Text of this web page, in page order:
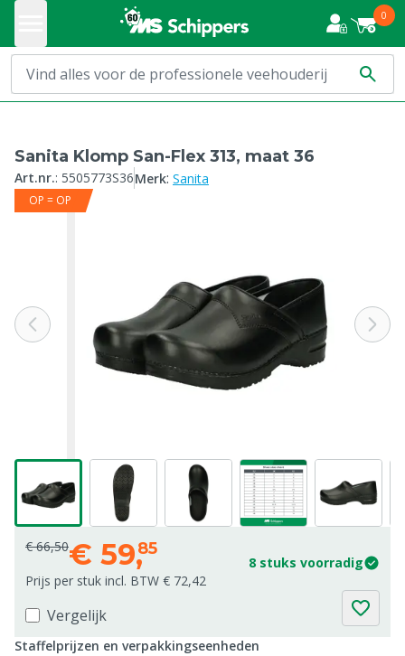
0
Sanita Klomp San-Flex 313, maat 36
Art.nr.: 5505773S36Merk: Sanita
OP = OP
€ 66,50€ 59,85
8 stuks voorradig
Prijs per stuk incl. BTW € 72,42
Vergelijk
Staffelprijzen en verpakkingseenheden